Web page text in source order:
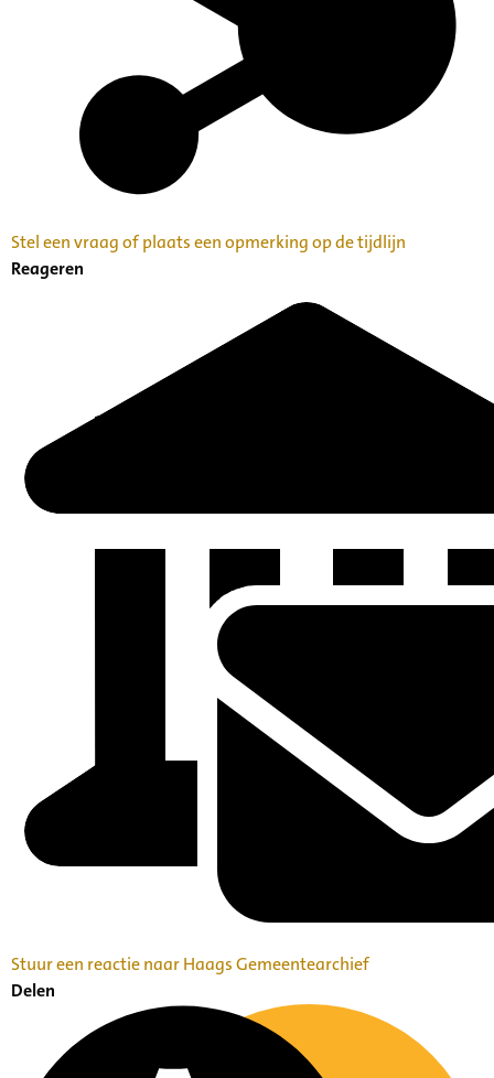
Stel een vraag of plaats een opmerking op de tijdlijn
Reageren
Stuur een reactie naar Haags Gemeentearchief
Delen